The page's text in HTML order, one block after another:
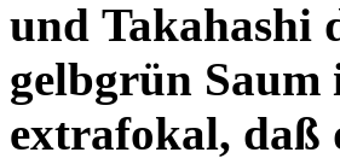
und Takahashi
gelbgrün
extrafokal, daß